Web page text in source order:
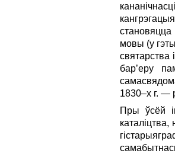
становяцца
мовы (у
святарства
бар’еру
1830–х г. —
Пры ўсёй